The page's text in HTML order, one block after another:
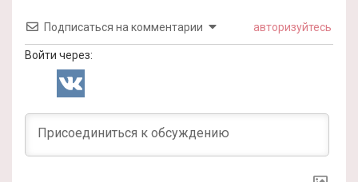
Подписаться на комментарии авторизуйтесь
Войти через: